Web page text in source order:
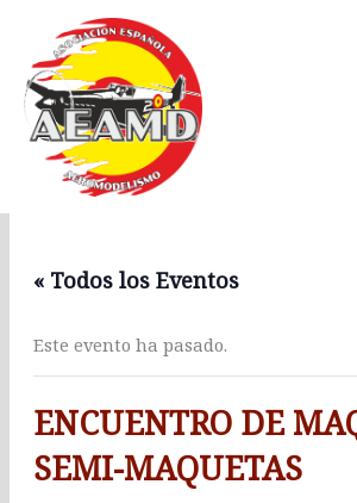
contenido
« Todos los Eventos
Este evento ha pasado.
ENCUENTRO DE
SEMI-MAQUETAS